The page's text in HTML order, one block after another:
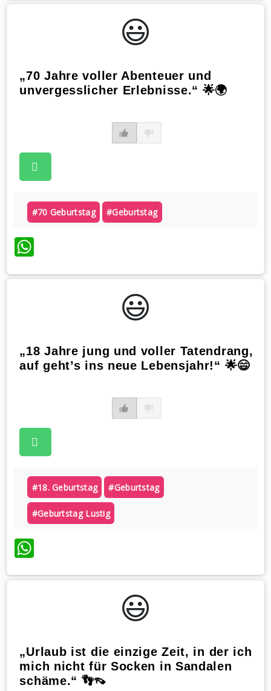
😃️
„70 Jahre voller Abenteuer und
unvergesslicher Erlebnisse.“ 🌟🌍
#70 Geburtstag #geburtstag
WhatsApp
😃️
„18 Jahre jung und voller Tatendrang,
auf geht’s ins neue Lebensjahr!“ 🌟😄
#18. Geburtstag #geburtstag
#geburtstag Lustig
WhatsApp
😃️
„Urlaub ist die einzige Zeit, in der ich
mich nicht für Socken in Sandalen
schäme.“ 👣👡